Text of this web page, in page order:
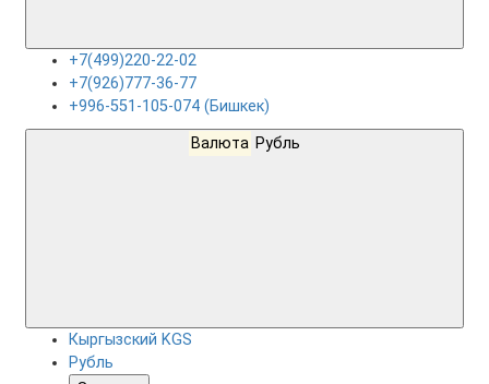
+7(499)220-22-02
+7(926)777-36-77
+996-551-105-074 (Бишкек)
Валюта Рубль
Кыргызский KGS
Рубль